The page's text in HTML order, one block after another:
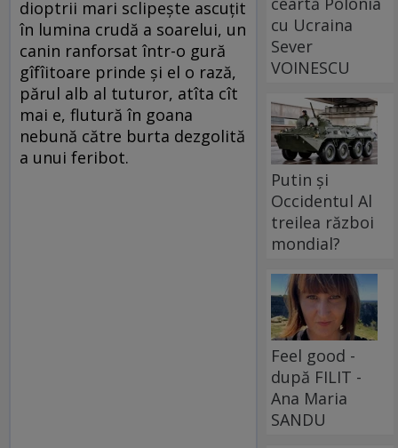
dioptrii mari sclipește ascuțit
în lumina crudă a soarelui, un
canin ranforsat într-o gură
gîfîitoare prinde și el o rază,
părul alb al tuturor, atîta cît
mai e, flutură în goana
nebună către burta dezgolită
a unui feribot.
cu Ucraina
Sever
VOINESCU
Putin și
Occidentul Al
treilea război
mondial?
Feel good -
după FILIT -
Ana Maria
SANDU